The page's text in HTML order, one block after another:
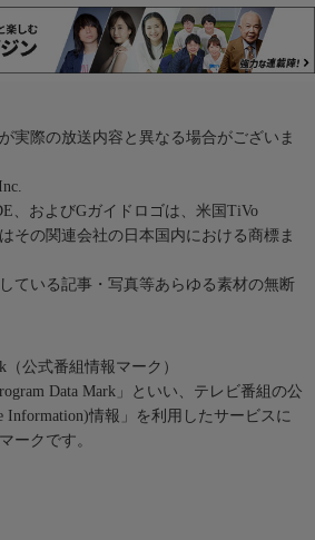
実際の放送内容と異なる場合がございま
、およびGガイドロゴは、米国TiVo
その関連会社の日本国内における商標ま
ている記事・写真等あらゆる素材の無断
（公式番組情報マーク）
Data Mark」といい、テレビ番組の公
Information)情報」を利用したサービスに
ークです。